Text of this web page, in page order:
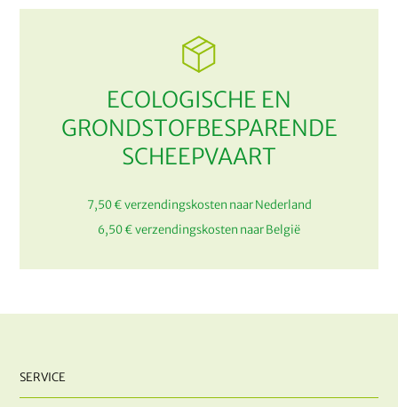
ECOLOGISCHE EN
GRONDSTOFBESPARENDE
SCHEEPVAART
7,50 € verzendingskosten naar Nederland
6,50 € verzendingskosten naar België
SERVICE